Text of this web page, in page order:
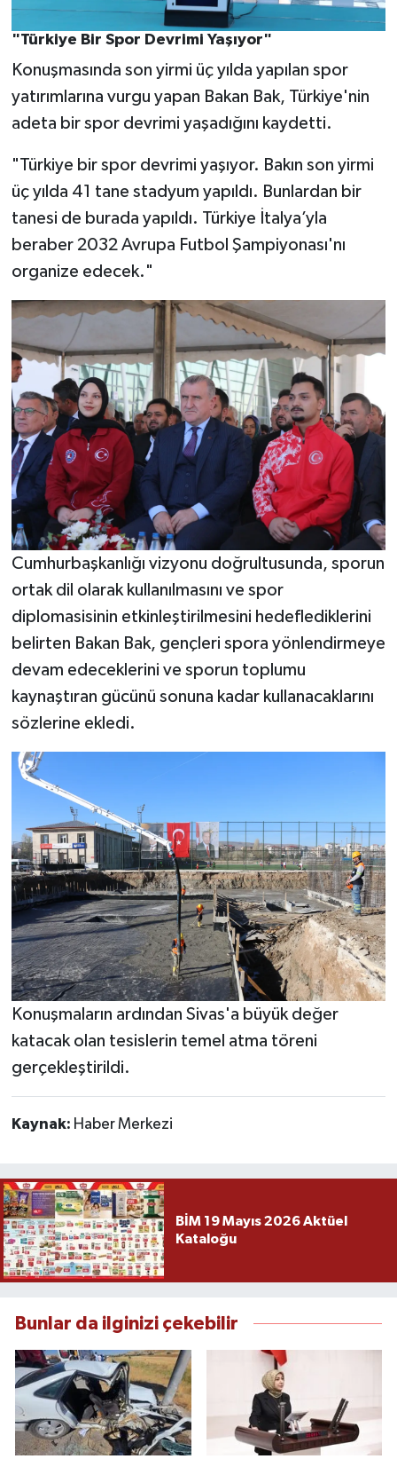
"Türkiye Bir Spor Devrimi Yaşıyor"
Konuşmasında son yirmi üç yılda yapılan spor
yatırımlarına vurgu yapan Bakan Bak, Türkiye'nin
adeta bir spor devrimi yaşadığını kaydetti.
"Türkiye bir spor devrimi yaşıyor. Bakın son yirmi
üç yılda 41 tane stadyum yapıldı. Bunlardan bir
tanesi de burada yapıldı. Türkiye İtalya’yla
beraber 2032 Avrupa Futbol Şampiyonası'nı
organize edecek."
Cumhurbaşkanlığı vizyonu doğrultusunda, sporun
ortak dil olarak kullanılmasını ve spor
diplomasisinin etkinleştirilmesini hedeflediklerini
belirten Bakan Bak, gençleri spora yönlendirmeye
devam edeceklerini ve sporun toplumu
kaynaştıran gücünü sonuna kadar kullanacaklarını
sözlerine ekledi.
Konuşmaların ardından Sivas'a büyük değer
katacak olan tesislerin temel atma töreni
gerçekleştirildi.
Kaynak: Haber Merkezi
BİM 19 Mayıs 2026 Aktüel
Kataloğu
Bunlar da ilginizi çekebilir